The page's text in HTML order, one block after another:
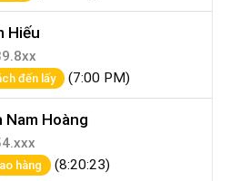
Hiếu
đến lấy (7:00 PM)
Nam Hoàng
hàng (8:20:23)